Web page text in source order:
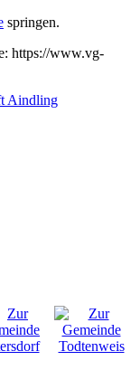
springen.
https://www.vg-